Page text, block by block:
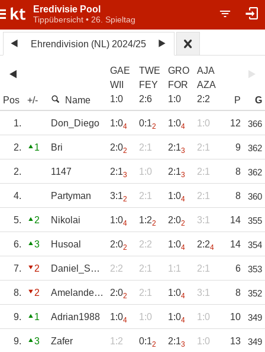
Eredivisie Pool
Tippübersicht • 26. Spieltag
Ehrendivision (NL) 2024/25
Pos +/- Name
GAE
WII
1:0
TWE
FEY
2:6
GRO
FOR
1:0
AJA
AZA
2:2 P G
1. Don_Diego 1:04 0:12 1:04 1:0 12 366
2. 1 Bri 2:02 2:1 2:13 2:1 9 362
2. 1147 2:13 1:0 2:13 2:1 8 362
4. Partyman 3:12 2:1 1:04 2:1 8 360
5. 2 Nikolai 1:04 1:22 2:02 3:1 14 355
6. 3 Husoal 2:02 2:2 1:04 2:24 14 354
7. 2 Daniel_SVM 2:2 2:1 1:1 2:1 6 353
8. 2 Amelandertje 2:02 2:1 1:04 3:1 8 352
9. 1 Adrian1988 1:04 1:0 1:04 1:0 10 349
9. 3 Zafer 1:2 0:12 2:13 1:0 13 349